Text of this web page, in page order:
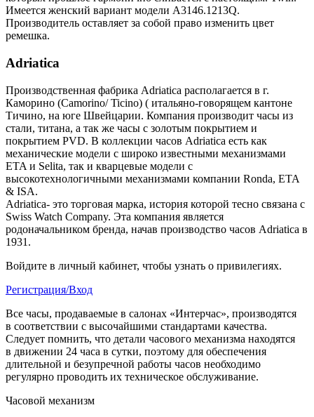
Имеется женский вариант модели A3146.1213Q.
Производитель оставляет за собой право изменить цвет
ремешка.
Adriatica
Производственная фабрика Adriatica располагается в г.
Каморино (Camorino/ Ticino) ( итальяно-говорящем кантоне
Тичино, на юге Швейцарии. Компания производит часы из
стали, титана, а так же часы с золотым покрытием и
покрытием PVD. В коллекции часов Adriatica есть как
механические модели с широко известными механизмами
ETA и Selita, так и кварцевые модели с
высокотехнологичными механизмами компании Ronda, ETA
& ISA.
Adriatica- это торговая марка, история которой тесно связана с
Swiss Watch Company. Эта компания является
родоначальником бренда, начав производство часов Adriatica в
1931.
Войдите в личный кабинет, чтобы узнать о привилегиях.
Регистрация/Вход
Все часы, продаваемые в салонах «Интерчас», производятся
в соответствии с высочайшими стандартами качества.
Следует помнить, что детали часового механизма находятся
в движении 24 часа в сутки, поэтому для обеспечения
длительной и безупречной работы часов необходимо
регулярно проводить их техническое обслуживание.
Часовой механизм